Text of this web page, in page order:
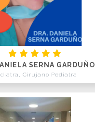
SERNA GARDUÑO
Cirujano Pediatra